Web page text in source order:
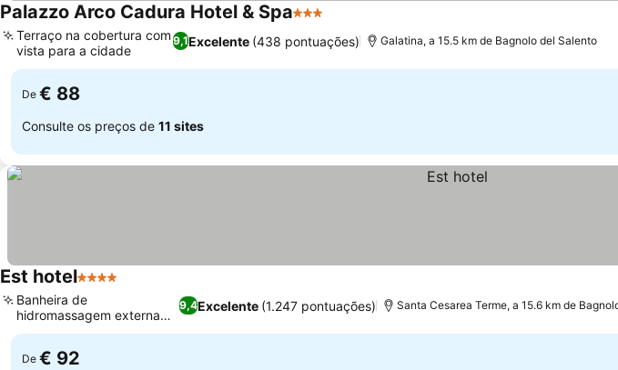
Palazzo Arco Cadura Hotel & Spa3 Estrelas
9,1Excelente (438 pontuações)
Terraço na cobertura com
vista para a cidade
Galatina, a 15.5 km de Bagnolo del Salento
De € 88
Consulte os preços de 11 sites
Est hotel4 Estrelas
9,4Excelente (1.247 pontuações)
Banheira de
hidromassagem externa
com terraço
Santa Cesarea Terme, a 15.6 km de
De € 92